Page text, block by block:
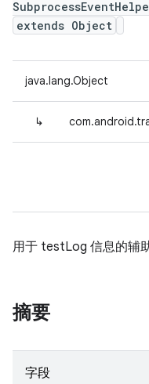
extends Object
java.lang.Object
↳
用于 testLog 信息的辅
摘要
字段